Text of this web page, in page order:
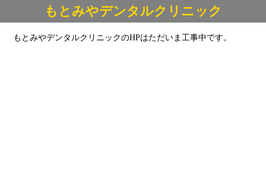
もとみやデンタルクリニック
もとみやデンタルクリニックのHPはただいま工事中です。